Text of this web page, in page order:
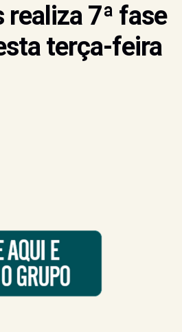
7ª fase
terça-feira